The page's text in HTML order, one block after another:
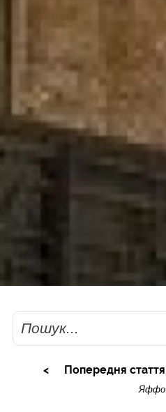
Пошук
Попередня стаття
Яффо